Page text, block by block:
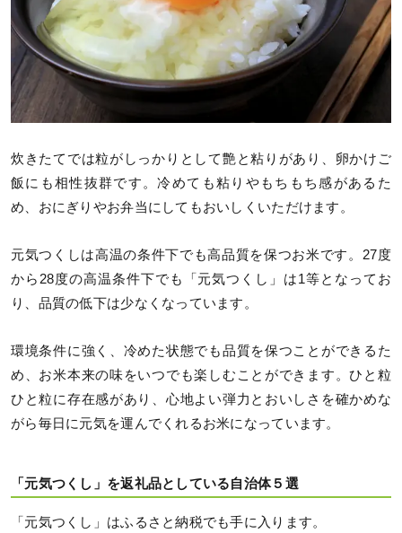
炊きたてでは粒がしっかりとして艶と粘りがあり、卵かけご
飯にも相性抜群です。冷めても粘りやもちもち感があるた
め、おにぎりやお弁当にしてもおいしくいただけます。
元気つくしは高温の条件下でも高品質を保つお米です。27度
から28度の高温条件下でも「元気つくし」は1等となってお
り、品質の低下は少なくなっています。
環境条件に強く、冷めた状態でも品質を保つことができるた
め、お米本来の味をいつでも楽しむことができます。ひと粒
ひと粒に存在感があり、心地よい弾力とおいしさを確かめな
がら毎日に元気を運んでくれるお米になっています。
「元気つくし」を返礼品としている自治体５選
「元気つくし」はふるさと納税でも手に入ります。